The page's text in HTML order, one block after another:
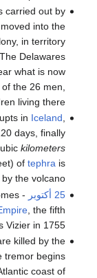
carried out by
into the
in territory
Delawares
what is now
of the 26 men,
living there.
in Iceland,
days, finally
kilometers
of tephrais
the volcano.
25 أكتوبر -
, the fifth
Vizier in 1755.
killed by the
tremor begins
coast of